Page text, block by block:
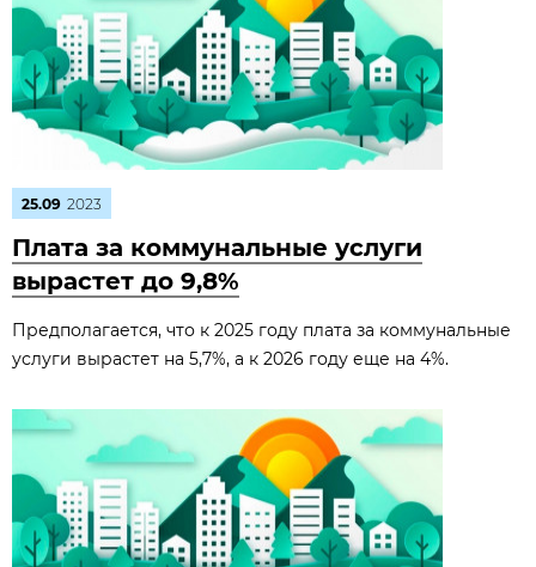
25.09 2023
Плата за коммунальные услуги
вырастет до 9,8%
Предполагается, что к 2025 году плата за коммунальные
услуги вырастет на 5,7%, а к 2026 году еще на 4%.